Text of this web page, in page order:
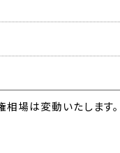
場は変動いたします。